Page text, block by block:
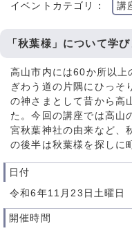
イベントカテゴリ： 講
「秋葉様」について学
高山市内には60か所以上
ぎわう道の片隅にひっそ
の神さまとして昔から高
た。今回の講座では高山
宮秋葉神社の由来など、
の後半は秋葉様を探しに
日付
令和6年11月23日土曜日
開催時間